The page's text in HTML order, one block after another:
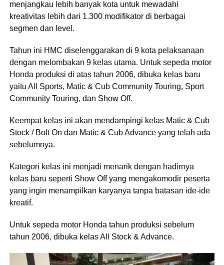
menjangkau lebih banyak kota untuk mewadahi
kreativitas lebih dari 1.300 modifikator di berbagai
segmen dan level.
Tahun ini HMC diselenggarakan di 9 kota pelaksanaan
dengan melombakan 9 kelas utama. Untuk sepeda motor
Honda produksi di atas tahun 2006, dibuka kelas baru
yaitu All Sports, Matic & Cub Community Touring, Sport
Community Touring, dan Show Off.
Keempat kelas ini akan mendampingi kelas Matic & Cub
Stock / Bolt On dan Matic & Cub Advance yang telah ada
sebelumnya.
Kategori kelas ini menjadi menarik dengan hadirnya
kelas baru seperti Show Off yang mengakomodir peserta
yang ingin menampilkan karyanya tanpa batasan ide-ide
kreatif.
Untuk sepeda motor Honda tahun produksi sebelum
tahun 2006, dibuka kelas All Stock & Advance.